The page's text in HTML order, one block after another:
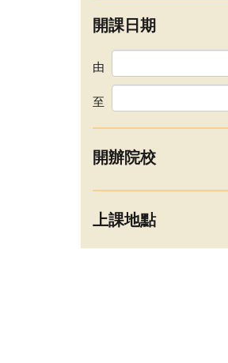
開課日期
由
至
開辦院校
上課地點